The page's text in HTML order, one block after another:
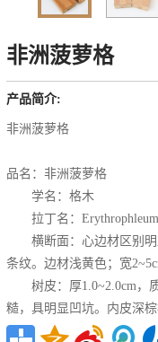
非洲菠萝格
产品简介:
非洲菠萝格
品名：非洲菠萝格
学名：格木
拉丁名：Erythrophleum
横断面：心边材区别明
条纹。边材浅黄色；宽
树皮：厚1.0~2.0cm，质
糙，具明显凹坑。内皮深棕